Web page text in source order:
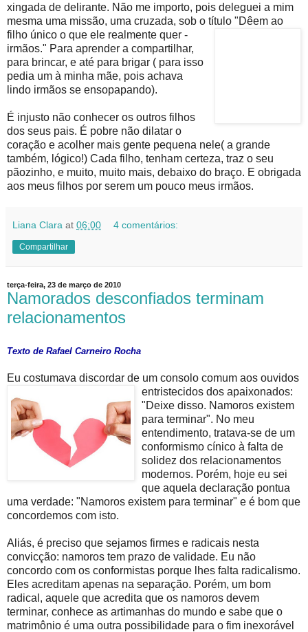
xingada de delirante. Não me importo, pois deleguei a mim
mesma uma missão, uma cruzada, sob o título "Dêem ao
filho único o que ele realmente quer -
irmãos." Para aprender a compartilhar,
para brincar, e até para brigar ( para isso
pedia um à minha mãe, pois achava
lindo irmãos se ensopapando).
É injusto não conhecer os outros filhos
dos seus pais. É pobre não dilatar o
coração e acolher mais gente pequena nele( a grande
também, lógico!) Cada filho, tenham certeza, traz o seu
pãozinho, e muito, muito mais, debaixo do braço. E obrigada
aos meus filhos por serem um pouco meus irmãos.
Liana Clara at 06:00 4 comentários:
Compartilhar
terça-feira, 23 de março de 2010
Namorados desconfiados terminam
relacionamentos
Texto de Rafael Carneiro Rocha
Eu costumava discordar de um consolo comum aos ouvidos
entristecidos dos apaixonados:
"Deixe disso. Namoros existem
para terminar". No meu
entendimento, tratava-se de um
conformismo cínico à falta de
solidez dos relacionamentos
modernos. Porém, hoje eu sei
que aquela declaração pontua
uma verdade: "Namoros existem para terminar" e é bom que
concordemos com isto.
Aliás, é preciso que sejamos firmes e radicais nesta
convicção: namoros tem prazo de validade. Eu não
concordo com os conformistas porque lhes falta radicalismo.
Eles acreditam apenas na separação. Porém, um bom
radical, aquele que acredita que os namoros devem
terminar, conhece as artimanhas do mundo e sabe que o
matrimônio é uma outra possibilidade para o fim inexorável